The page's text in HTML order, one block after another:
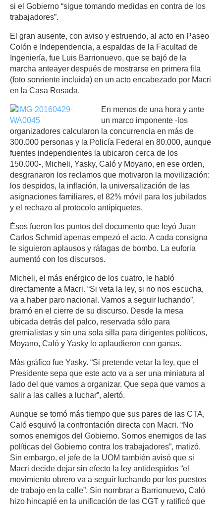
si el Gobierno “sigue tomando medidas en contra de los
trabajadores”.
El gran ausente, con aviso y estruendo, al acto en Paseo
Colón e Independencia, a espaldas de la Facultad de
Ingeniería, fue Luis Barrionuevo, que se bajó de la
marcha anteayer después de mostrarse en primera fila
(foto sonriente incluida) en un acto encabezado por Macri
en la Casa Rosada.
En menos de una hora y ante
un marco imponente -los
organizadores calcularon la concurrencia en más de
300.000 personas y la Policía Federal en 80.000, aunque
fuentes independientes la ubicaron cerca de los
150.000-, Micheli, Yasky, Caló y Moyano, en ese orden,
desgranaron los reclamos que motivaron la movilización:
los despidos, la inflación, la universalización de las
asignaciones familiares, el 82% móvil para los jubilados
y el rechazo al protocolo antipiquetes.
Ésos fueron los puntos del documento que leyó Juan
Carlos Schmid apenas empezó el acto. A cada consigna
le siguieron aplausos y ráfagas de bombo. La euforia
aumentó con los discursos.
Micheli, el más enérgico de los cuatro, le habló
directamente a Macri. “Si veta la ley, si no nos escucha,
va a haber paro nacional. Vamos a seguir luchando”,
bramó en el cierre de su discurso. Desde la mesa
ubicada detrás del palco, reservada sólo para
gremialistas y sin una sola silla para dirigentes políticos,
Moyano, Caló y Yasky lo aplaudieron con ganas.
Más gráfico fue Yasky. “Si pretende vetar la ley, que el
Presidente sepa que este acto va a ser una miniatura al
lado del que vamos a organizar. Que sepa que vamos a
salir a las calles a luchar”, alertó.
Aunque se tomó más tiempo que sus pares de las CTA,
Caló esquivó la confrontación directa con Macri. “No
somos enemigos del Gobierno. Somos enemigos de las
políticas del Gobierno contra los trabajadores”, matizó.
Sin embargo, el jefe de la UOM también avisó que si
Macri decide dejar sin efecto la ley antidespidos “el
movimiento obrero va a seguir luchando por los puestos
de trabajo en la calle”. Sin nombrar a Barrionuevo, Caló
hizo hincapié en la unificación de las CGT y ratificó que